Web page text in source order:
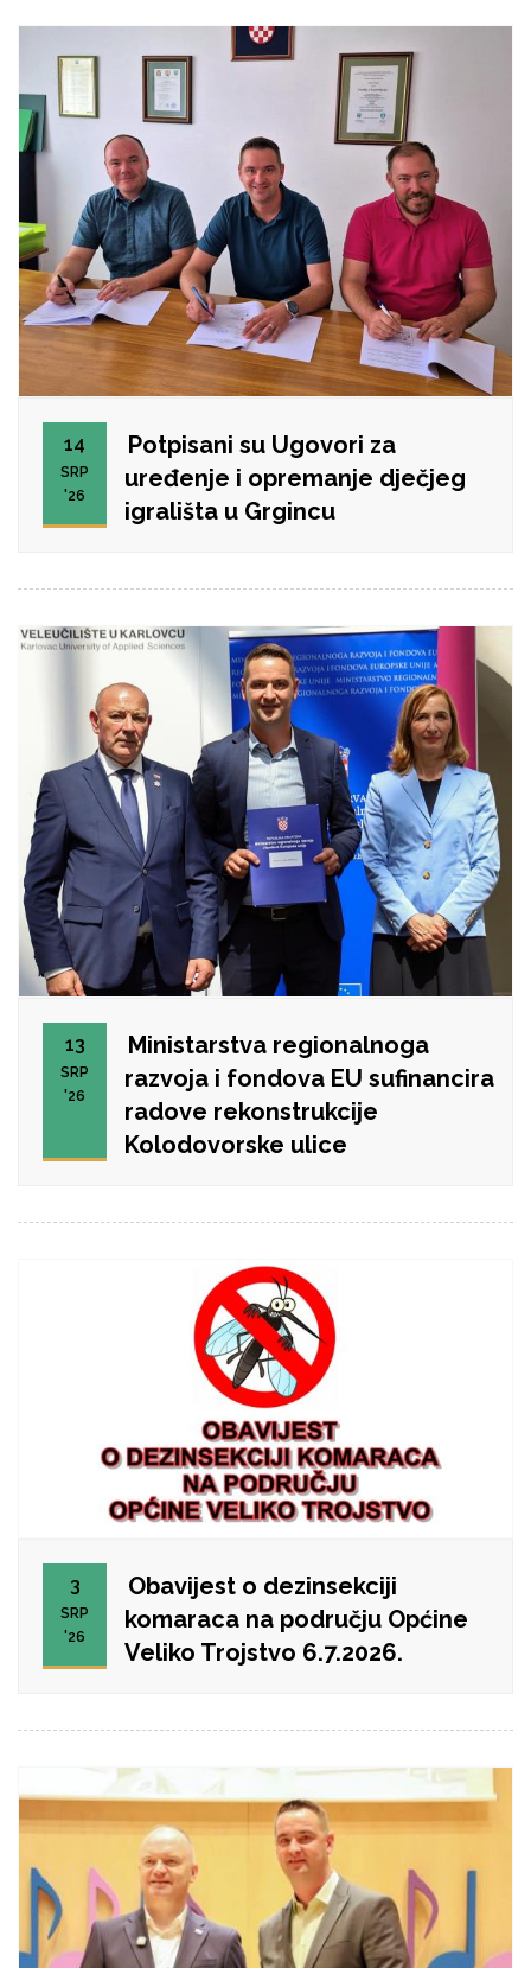
14
SRP
'26
Potpisani su Ugovori za
uređenje i opremanje dječjeg
igrališta u Grgincu
13
SRP
'26
Ministarstva regionalnoga
razvoja i fondova EU sufinancira
radove rekonstrukcije
Kolodovorske ulice
3
SRP
'26
Obavijest o dezinsekciji
komaraca na području Općine
Veliko Trojstvo 6.7.2026.